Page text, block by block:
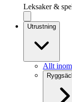
Leksaker &
Utrustning
Allt